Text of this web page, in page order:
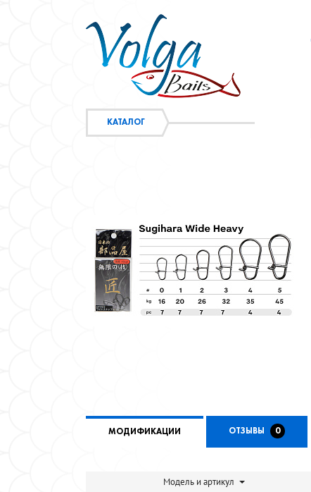
КАТАЛОГ
МОДИФИКАЦИИ ОТЗЫВЫ 0
Модель и артикул